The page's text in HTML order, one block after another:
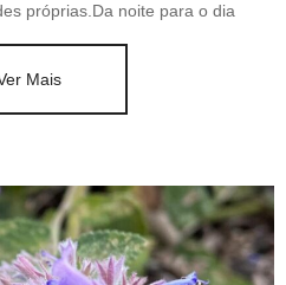
próprias.Da noite para o dia
Mais
nasci, fruto de um Amor
laurentino, em
vim para a metrópole e
momento.
Públicas e Publicidade
a Lisboa, e seguidamente